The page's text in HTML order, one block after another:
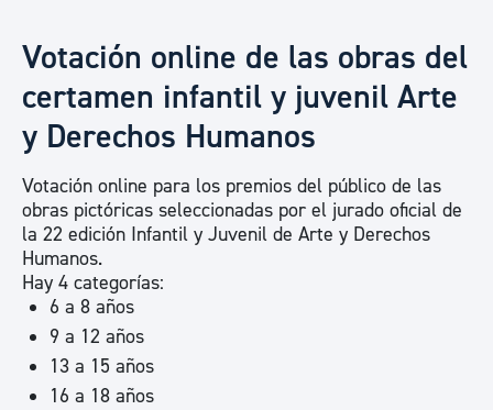
Votación online de las obras del
certamen infantil y juvenil Arte
y Derechos Humanos
Votación online para los premios del público de las
obras pictóricas seleccionadas por el jurado oficial de
la 22 edición Infantil y Juvenil de Arte y Derechos
Humanos.
Hay 4 categorías:
6 a 8 años
9 a 12 años
13 a 15 años
16 a 18 años